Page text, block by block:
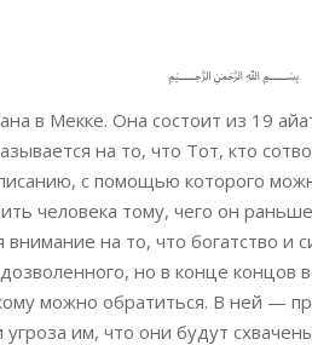
﷽
в Мекке. Она состоит из 19
на то, что Тот, кто
с помощью которого
человека тому, чего он
на то, что богатство и
но в конце концов
можно обратиться. В ней —
им, что они будут